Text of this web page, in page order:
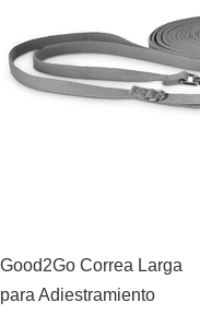
Good2Go Correa Larga
para Adiestramiento